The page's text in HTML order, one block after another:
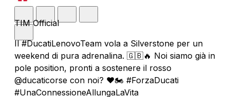
TIM Official
Il #DucatiLenovoTeam vola a Silverstone per un
weekend di pura adrenalina. 🇬🇧🔥 Noi siamo già in
pole position, pronti a sostenere il rosso
@ducaticorse con noi? ❤️🏍️ #ForzaDucati
#UnaConnessioneAllungaLaVita